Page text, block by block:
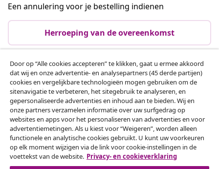
Een annulering voor je bestelling indienen
Herroeping van de overeenkomst
Klantenservice
Zakelijk
vidaXL
Ontdek meer
Door op “Alle cookies accepteren” te klikken, gaat u ermee akkoord
dat wij en onze advertentie- en analysepartners (45 derde partijen)
cookies en vergelijkbare technologieën mogen gebruiken om de
sitenavigatie te verbeteren, het sitegebruik te analyseren, en
gepersonaliseerde advertenties en inhoud aan te bieden. Wij en
onze partners verzamelen informatie over uw surfgedrag op
websites en apps voor het personaliseren van advertenties en voor
advertentiemetingen. Als u kiest voor “Weigeren”, worden alleen
functionele en analytische cookies gebruikt. U kunt uw voorkeuren
op elk moment wijzigen via de link voor cookie-instellingen in de
voettekst van de website. Privacy- en cookieverklaring